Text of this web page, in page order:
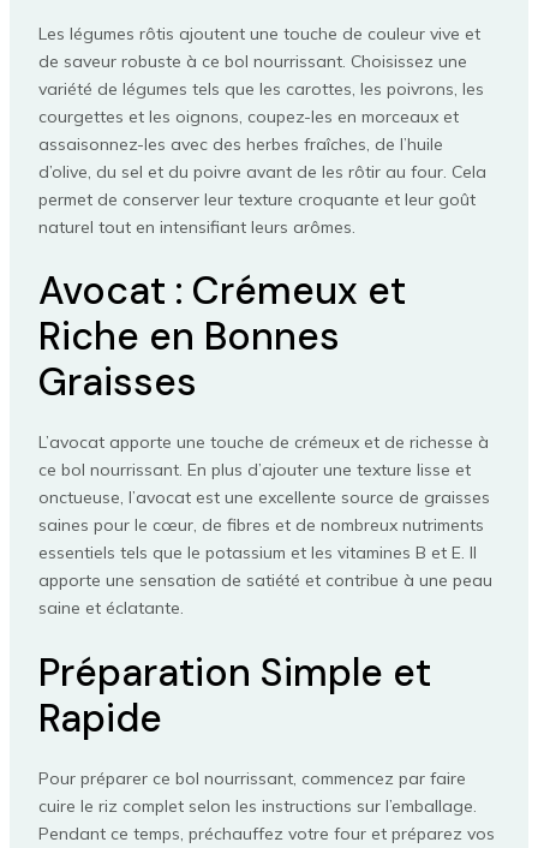
Les légumes rôtis ajoutent une touche de couleur vive et
de saveur robuste à ce bol nourrissant. Choisissez une
variété de légumes tels que les carottes, les poivrons, les
courgettes et les oignons, coupez-les en morceaux et
assaisonnez-les avec des herbes fraîches, de l’huile
d’olive, du sel et du poivre avant de les rôtir au four. Cela
permet de conserver leur texture croquante et leur goût
naturel tout en intensifiant leurs arômes.
Avocat : Crémeux et
Riche en Bonnes
Graisses
L’avocat apporte une touche de crémeux et de richesse à
ce bol nourrissant. En plus d’ajouter une texture lisse et
onctueuse, l’avocat est une excellente source de graisses
saines pour le cœur, de fibres et de nombreux nutriments
essentiels tels que le potassium et les vitamines B et E. Il
apporte une sensation de satiété et contribue à une peau
saine et éclatante.
Préparation Simple et
Rapide
Pour préparer ce bol nourrissant, commencez par faire
cuire le riz complet selon les instructions sur l’emballage.
Pendant ce temps, préchauffez votre four et préparez vos